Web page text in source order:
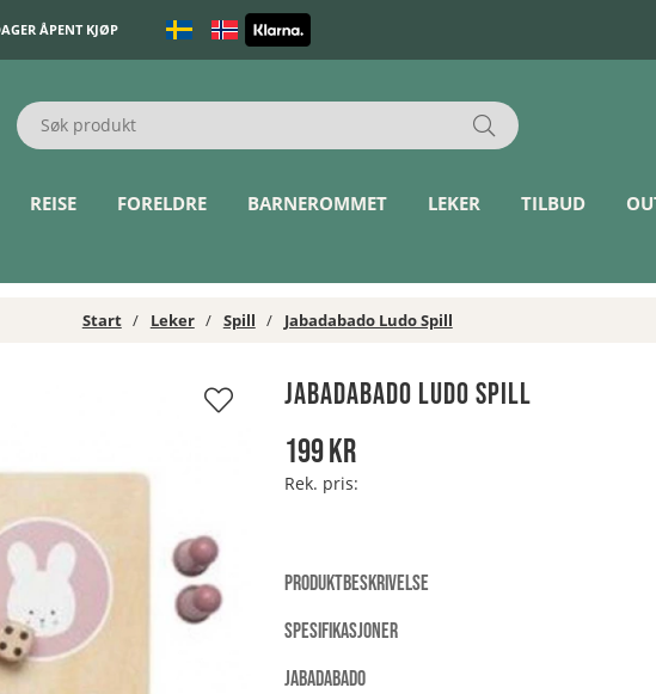
ÅPENT KJØP
REISE FORELDRE BARNEROMMET LEKER TILBUD
Start Leker Spill Jabadabado Ludo Spill
Jabadabado Ludo Spill
199kr
Rek. pris:
PRODUKTBESKRIVELSE
SPESIFIKASJONER
JABADABADO